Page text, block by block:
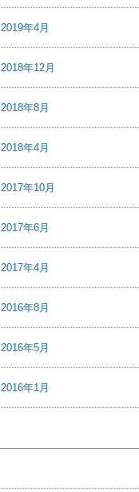
2019年4月
2018年12月
2018年8月
2018年4月
2017年10月
2017年6月
2017年4月
2016年8月
2016年5月
2016年1月